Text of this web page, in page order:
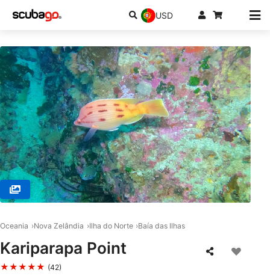
USD
Oceania Nova Zelândia Ilha do Norte Baía das Ilhas
Kariparapa Point
★★★★★ (42)